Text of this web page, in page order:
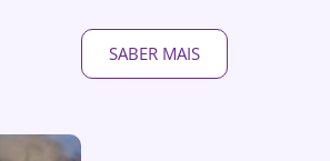
SABER MAIS